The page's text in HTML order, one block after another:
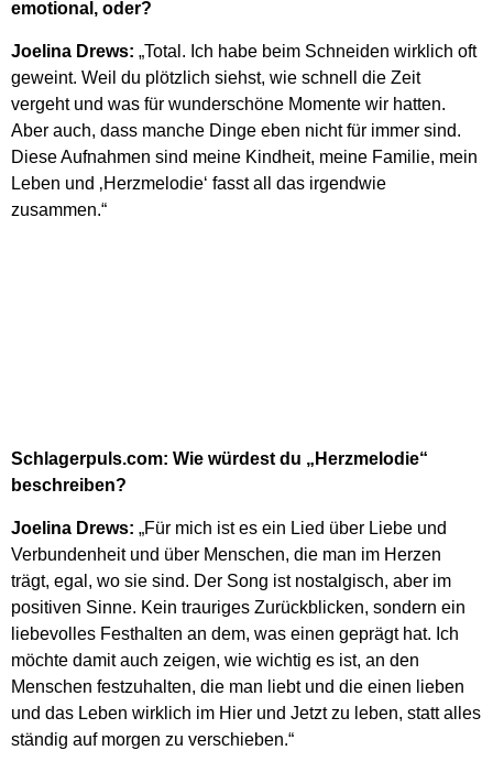
emotional, oder?
Joelina Drews: „Total. Ich habe beim Schneiden wirklich oft
geweint. Weil du plötzlich siehst, wie schnell die Zeit
vergeht und was für wunderschöne Momente wir hatten.
Aber auch, dass manche Dinge eben nicht für immer sind.
Diese Aufnahmen sind meine Kindheit, meine Familie, mein
Leben und ‚Herzmelodie‘ fasst all das irgendwie
zusammen.“
Schlagerpuls.com: Wie würdest du „Herzmelodie“
beschreiben?
Joelina Drews: „Für mich ist es ein Lied über Liebe und
Verbundenheit und über Menschen, die man im Herzen
trägt, egal, wo sie sind. Der Song ist nostalgisch, aber im
positiven Sinne. Kein trauriges Zurückblicken, sondern ein
liebevolles Festhalten an dem, was einen geprägt hat. Ich
möchte damit auch zeigen, wie wichtig es ist, an den
Menschen festzuhalten, die man liebt und die einen lieben
und das Leben wirklich im Hier und Jetzt zu leben, statt alles
ständig auf morgen zu verschieben.“